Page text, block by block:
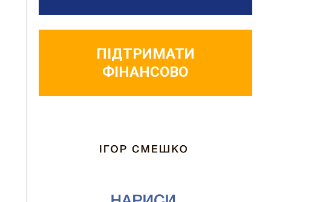
ПІДТРИМАТИ
ФІНАНСОВО